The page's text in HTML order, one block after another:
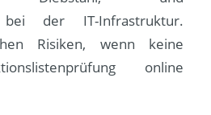
bei der IT-Infrastruktur.
Risiken, wenn keine
online